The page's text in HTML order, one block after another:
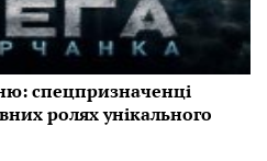
спецпризначенці
ролях унікального